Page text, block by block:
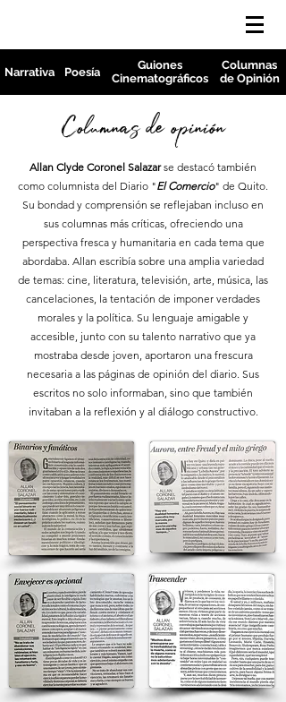
Narrativa Poesía
Guiones
Cinematográficos
Columnas
de Opinión
Columnas de opinión
Allan Clyde Coronel Salazarse destacó también
como columnista del Diario "El Comercio" de Quito.
Su bondad y comprensión se reflejaban incluso en
sus columnas más críticas, ofreciendo una
perspectiva fresca y humanitaria en cada tema que
abordaba. Allan escribía sobre una amplia variedad
de temas: cine, literatura, televisión, arte, música, las
cancelaciones, la tentación de imponer verdades
morales y la política. Su lenguaje amigable y
accesible, junto con su talento narrativo que ya
mostraba desde joven, aportaron una frescura
necesaria a las páginas de opinión del diario. Sus
escritos no solo informaban, sino que también
invitaban a la reflexión y al diálogo constructivo.